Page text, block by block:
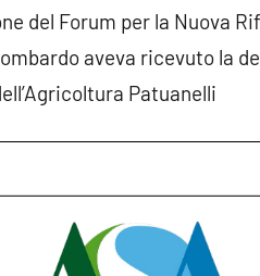
del Forum per la Nuova
aveva ricevuto la
Patuanelli